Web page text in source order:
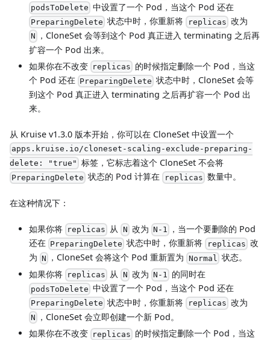
podsToDelete 中设置了一个 Pod，当这个 Pod 还在
PreparingDelete 状态中时，你重新将 replicas 改为
N
，CloneSet 会等到这个 Pod 真正进入 terminating 之后再
扩容一个 Pod 出来。
如果你在不改变 replicas 的时候指定删除一个 Pod，当这
个 Pod 还在 PreparingDelete 状态中时，CloneSet 会等
到这个 Pod 真正进入 terminating 之后再扩容一个 Pod 出
来。
从 Kruise v1.3.0 版本开始，你可以在 CloneSet 中设置一个
apps.kruise.io/cloneset-scaling-exclude-preparing-
delete: "true" 标签，它标志着这个 CloneSet 不会将
PreparingDelete 状态的 Pod 计算在 replicas 数量中。
在这种情况下：
如果你将 replicas 从 N 改为 N-1
，当一个要删除的 Pod
还在 PreparingDelete 状态中时，你重新将 replicas 改
为 N ，CloneSet 会将这个 Pod 重新置为 Normal 状态。
如果你将 replicas 从 N 改为 N-1 的同时在
podsToDelete 中设置了一个 Pod，当这个 Pod 还在
PreparingDelete 状态中时，你重新将 replicas 改为
N
，CloneSet 会立即创建一个新 Pod。
如果你在不改变 replicas 的时候指定删除一个 Pod，当这